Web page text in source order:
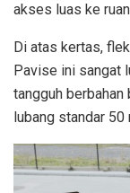
akses luas ke
Di atas kertas,
Pavise ini sangat
tangguh berbahan
lubang standar 50